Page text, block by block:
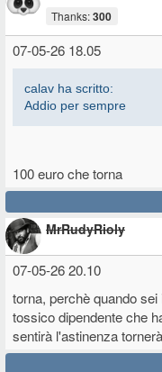
scontato che chiunque
Thanks:300
07-05-26 18.05
calav ha scritto:
Addio per sempre
100 euro che torna
MrRudyRioly
07-05-26 20.10
torna, perchè quando
tossico dipendente che
sentirà l'astinenza